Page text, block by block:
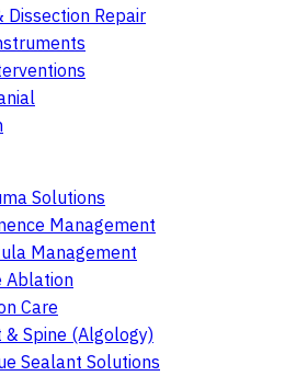
Dissection Repair
Solutions
Management
Management
Ablation
Care
Spine (Algology)
Sealant Solutions